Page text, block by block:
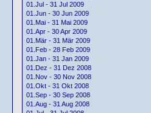
01.Jul - 31 Jul 2009
01.Jun - 30 Jun 2009
01.Mai - 31 Mai 2009
01.Apr - 30 Apr 2009
01.Mär - 31 Mär 2009
01.Feb - 28 Feb 2009
01.Jan - 31 Jan 2009
01.Dez - 31 Dez 2008
01.Nov - 30 Nov 2008
01.Okt - 31 Okt 2008
01.Sep - 30 Sep 2008
01.Aug - 31 Aug 2008